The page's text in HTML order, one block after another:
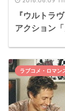
『ウルトラ
アクション
ラブコメ・ロマン